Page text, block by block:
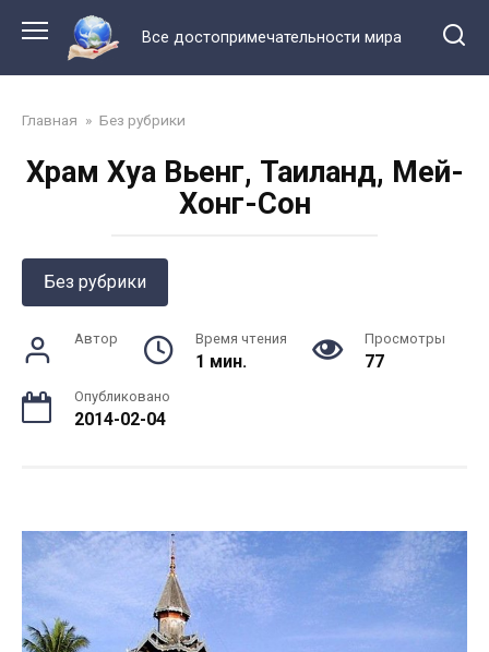
контенту
Все достопримечательности мира
Главная » Без рубрики
Храм Хуа Вьенг, Таиланд, Мей-
Хонг-Сон
Без рубрики
Автор Время чтения
1 мин.
Просмотры
77
Опубликовано
2014-02-04